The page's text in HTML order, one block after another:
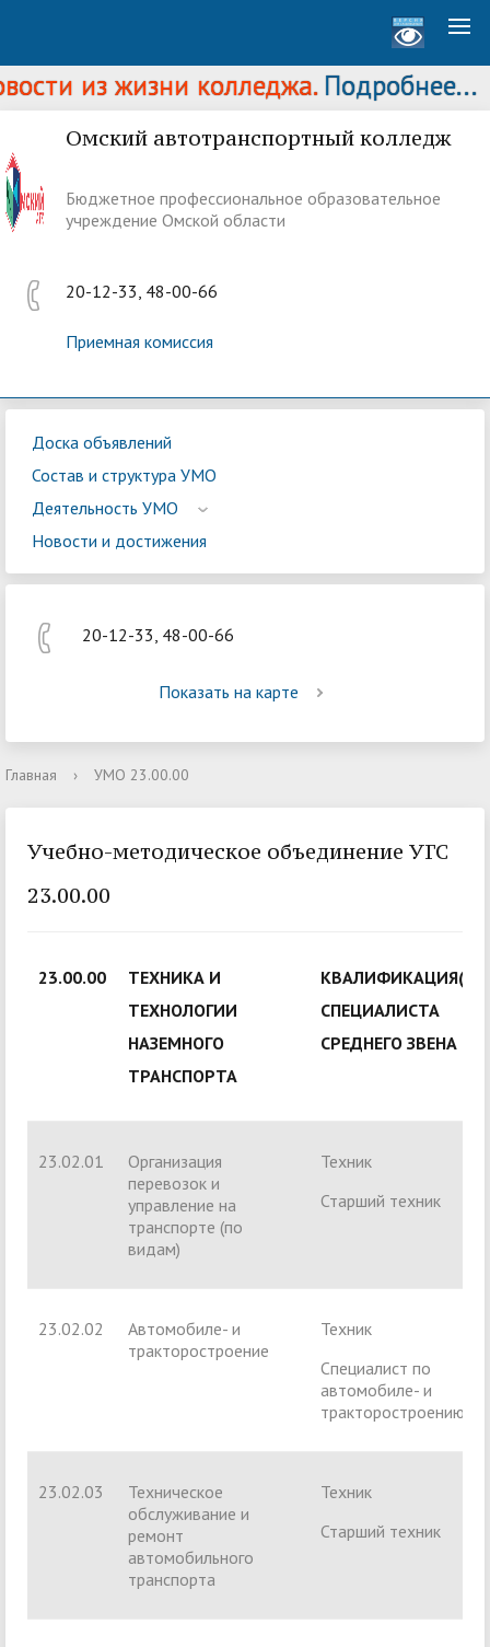
из жизни колледжа.Подробнее...
Омский автотранспортный колледж
Бюджетное профессиональное образовательное
учреждение Омской области
20-12-33, 48-00-66
Приемная комиссия
Доска объявлений
Состав и структура УМО
Деятельность УМО
Новости и достижения
20-12-33, 48-00-66
Показать на карте
Главная › УМО 23.00.00
Учебно-методическое объединение УГС
23.00.00
23.00.00
ТЕХНИКА И
ТЕХНОЛОГИИ
НАЗЕМНОГО
ТРАНСПОРТА
КВАЛИФИКАЦИЯ(И)
СПЕЦИАЛИСТА
СРЕДНЕГО ЗВЕНА
23.02.01
Организация
перевозок и
управление на
транспорте (по
видам)
Техник
Старший техник
23.02.02
Автомобиле- и
тракторостроение
Техник
Специалист по
автомобиле- и
тракторостроению
23.02.03
Техническое
обслуживание и
ремонт
автомобильного
транспорта
Техник
Старший техник